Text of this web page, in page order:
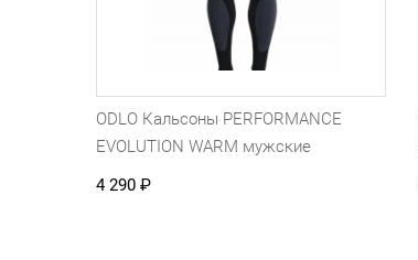
ODLO Кальсоны PERFORMANCE
EVOLUTION WARM мужские
4 290 ₽